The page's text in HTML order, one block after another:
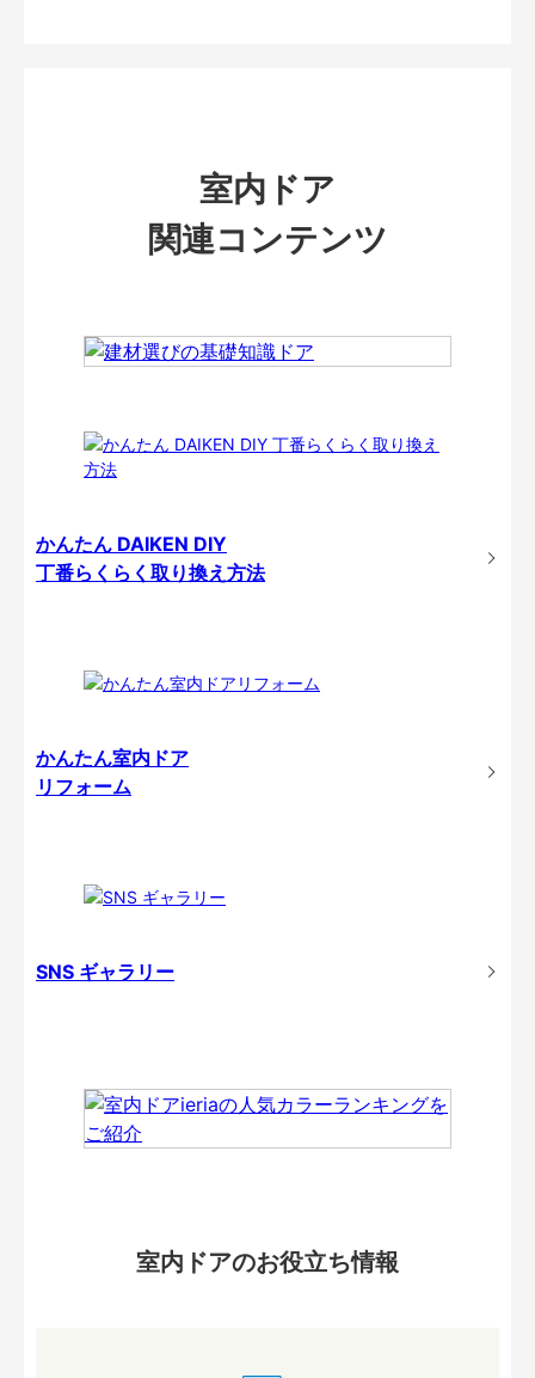
室内ドア
関連コンテンツ
かんたん DAIKEN DIY
丁番らくらく取り換え方法
かんたん室内ドア
リフォーム
SNS ギャラリー
室内ドアのお役立ち情報